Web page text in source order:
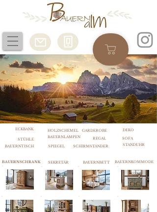
BAUERNTISCH SPIEGEL SCHIRMSTÄNDER
BAUERNSCHRANK SEKRETÄR BAUERNBETT
STANDUHR
BAUERNKOMMODE
BAUERNLAMPEN REGAL SOFA
ECKBANK
STÜHLE
HOLZSCHEMEL GARDEROBE DEKO